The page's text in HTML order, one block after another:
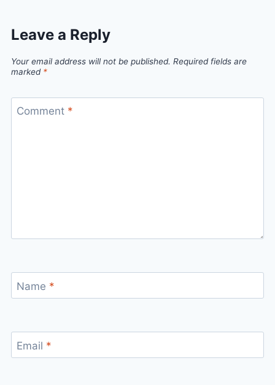
Leave a Reply
Your email address will not be published. Required fields are
marked *
Comment *
Name *
Email *